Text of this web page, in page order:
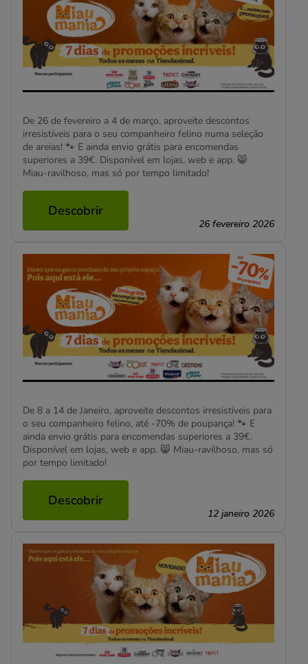
De 26 de fevereiro a 4 de março, aproveite descontos
irresistíveis para o seu companheiro felino numa seleção
de areias! 🐾 E ainda envio grátis para encomendas
superiores a 39€. Disponível em lojas, web e app. 😸
Miau-ravilhoso, mas só por tempo limitado!
Descobrir
26 fevereiro 2026
De 8 a 14 de Janeiro, aproveite descontos irresistíveis para
o seu companheiro felino, até -70% de poupança! 🐾 E
ainda envio grátis para encomendas superiores a 39€.
Disponível em lojas, web e app. 😸 Miau-ravilhoso, mas só
por tempo limitado!
Descobrir
12 janeiro 2026